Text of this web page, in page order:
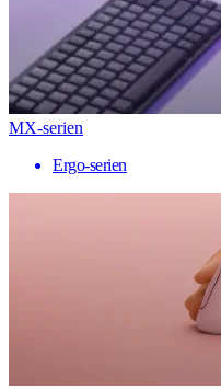
MX-serien
Ergo-serien